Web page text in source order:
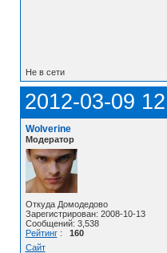
Не в сети
2012-03-09
Wolverine
Модератор
Откуда Домодедово
Зарегистрирован: 2008-10-13
Сообщений: 3,538
Рейтинг: 160
Сайт